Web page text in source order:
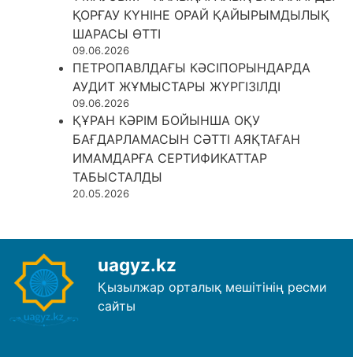
ҚОРҒАУ КҮНІНЕ ОРАЙ ҚАЙЫРЫМДЫЛЫҚ
ШАРАСЫ ӨТТІ
09.06.2026
ПЕТРОПАВЛДАҒЫ КӘСІПОРЫНДАРДА
АУДИТ ЖҰМЫСТАРЫ ЖҮРГІЗІЛДІ
09.06.2026
ҚҰРАН КӘРІМ БОЙЫНША ОҚУ
БАҒДАРЛАМАСЫН СӘТТІ АЯҚТАҒАН
ИМАМДАРҒА СЕРТИФИКАТТАР
ТАБЫСТАЛДЫ
20.05.2026
uagyz.kz
Қызылжар орталық мешітінің ресми
сайты